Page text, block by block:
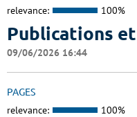
relevance: 100%
Publications
09/06/2026 16:44
PAGES
relevance: 100%